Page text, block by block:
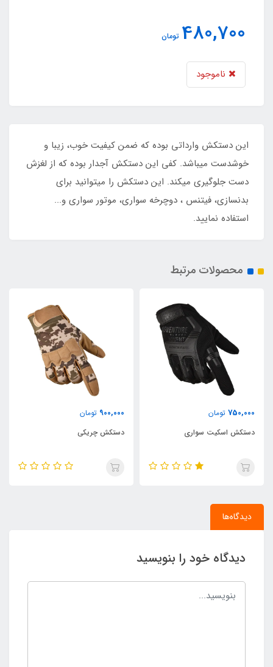
480,700 تومان
ناموجود
این دستکش وارداتی بوده که ضمن کیفیت خوب، زیبا و
خوشدست میباشد. کفی این دستکش آجدار بوده که از لغزش
دست جلوگیری میکند. این دستکش را میتوانید برای
بدنسازی، فیتنس ، دوچرخه سواری، موتور سواری و...
استفاده نمایید.
محصولات مرتبط
900,000
دستکش چریکی
750,000
دستکش موتور سواری مدل
دیدگاه‌ها
دیدگاه خود را بنویسید